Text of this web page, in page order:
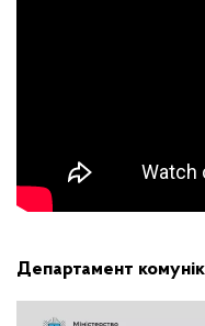
Департамент